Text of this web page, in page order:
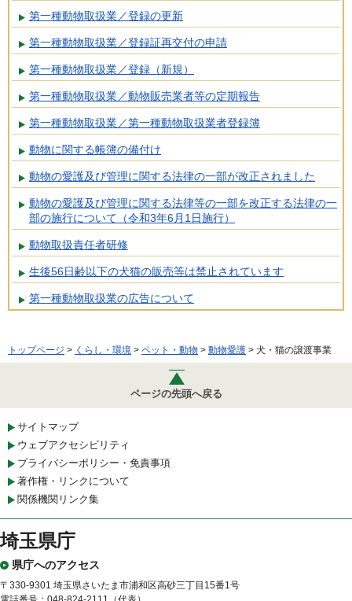
第一種動物取扱業／登録の更新
第一種動物取扱業／登録証再交付の申請
第一種動物取扱業／登録（新規）
第一種動物取扱業／動物販売業者等の定期報告
第一種動物取扱業／第一種動物取扱業者登録簿
動物に関する帳簿の備付け
動物の愛護及び管理に関する法律の一部が改正されました
動物の愛護及び管理に関する法律等の一部を改正する法律の一
部の施行について（令和3年6月1日施行）
動物取扱責任者研修
生後56日齢以下の犬猫の販売等は禁止されています
第一種動物取扱業の広告について
トップページ > くらし・環境 > ペット・動物 > 動物愛護 > 犬・猫の譲渡事業
ページの先頭へ戻る
サイトマップ
ウェブアクセシビリティ
プライバシーポリシー・免責事項
著作権・リンクについて
関係機関リンク集
埼玉県庁
県庁へのアクセス
〒330-9301 埼玉県さいたま市浦和区高砂三丁目15番1号